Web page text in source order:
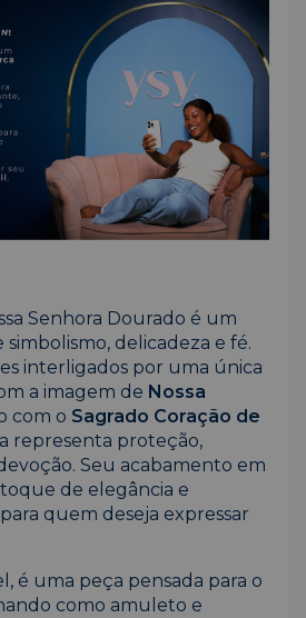
Senhora Dourado é um
simbolismo, delicadeza e fé.
interligados por uma única
a imagem de Nossa
com o Sagrado Coração de
representa proteção,
Seu acabamento em
de elegância e
quem deseja expressar
é uma peça pensada para o
como amuleto e